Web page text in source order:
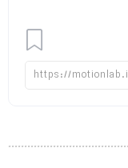
افزودن